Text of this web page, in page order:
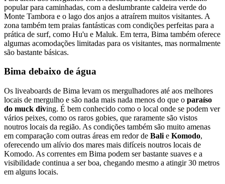
popular para caminhadas, com a deslumbrante caldeira verde do
Monte Tambora e o lago dos anjos a atraírem muitos visitantes. A
zona também tem praias fantásticas com condições perfeitas para a
prática de surf, como Hu'u e Maluk. Em terra, Bima também oferece
algumas acomodações limitadas para os visitantes, mas normalmente
são bastante básicas.
Bima debaixo de água
Os liveaboards de Bima levam os mergulhadores até aos melhores
locais de mergulho e são nada mais nada menos do que o paraíso
do muck diving. É bem conhecido como o local onde se podem ver
vários peixes, como os raros gobies, que raramente são vistos
noutros locais da região. As condições também são muito amenas
em comparação com outras áreas em redor de Bali e Komodo,
oferecendo um alívio dos mares mais difíceis noutros locais de
Komodo. As correntes em Bima podem ser bastante suaves e a
visibilidade continua a ser boa, chegando mesmo a atingir 30 metros
em alguns locais.